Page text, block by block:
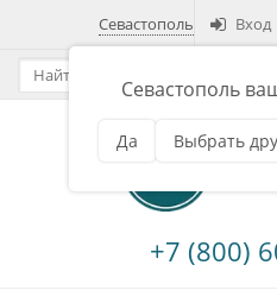
Севастополь
Севастополь
Да Выбрать
Вход
+7 (800)